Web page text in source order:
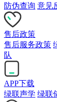
防伪查询 意见
售后政策
售后服务政策
队
APP下载
绿联声学 绿联